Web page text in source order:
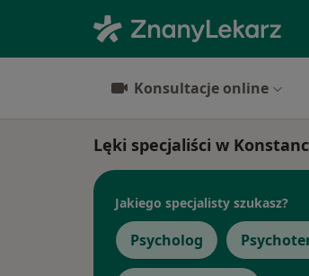
Konsultacje online
Lęki specjaliści w
Jakiego specjalisty szukasz?
Psycholog